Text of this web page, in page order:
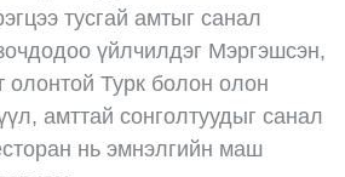
тусгай амтыг санал
үйлчилдэг Мэргэшсэн,
олонтой Турк болон олон
амттай сонголтуудыг санал
нь эмнэлгийн маш